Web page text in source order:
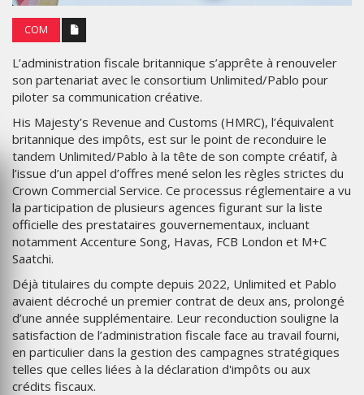
COM
L’administration fiscale britannique s’apprête à renouveler
son partenariat avec le consortium Unlimited/Pablo pour
piloter sa communication créative.
His Majesty’s Revenue and Customs (HMRC), l’équivalent
britannique des impôts, est sur le point de reconduire le
tandem Unlimited/Pablo à la tête de son compte créatif, à
l’issue d’un appel d’offres mené selon les règles strictes du
Crown Commercial Service. Ce processus réglementaire a vu
la participation de plusieurs agences figurant sur la liste
officielle des prestataires gouvernementaux, incluant
notamment Accenture Song, Havas, FCB London et M+C
Saatchi.
Déjà titulaires du compte depuis 2022, Unlimited et Pablo
avaient décroché un premier contrat de deux ans, prolongé
d’une année supplémentaire. Leur reconduction souligne la
satisfaction de l’administration fiscale face au travail fourni,
en particulier dans la gestion des campagnes stratégiques
telles que celles liées à la déclaration d'impôts ou aux
crédits fiscaux.